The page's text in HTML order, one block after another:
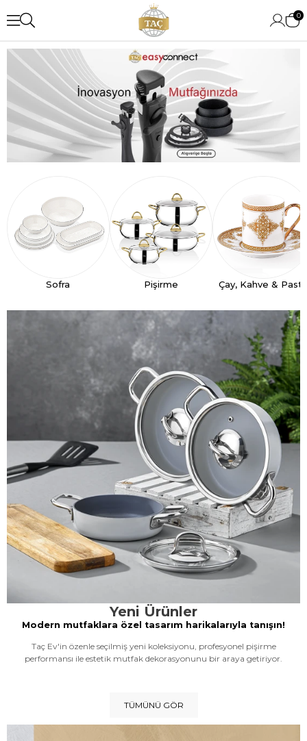
0
Sofra Pişirme Çay, Kahve &
Yeni Ürünler
Modern mutfaklara özel tasarım harikalarıyla tanışın!
Taç Ev'in özenle seçilmiş yeni koleksiyonu, profesyonel pişirme
performansı ile estetik mutfak dekorasyonunu bir araya getiriyor.
TÜMÜNÜ GÖR